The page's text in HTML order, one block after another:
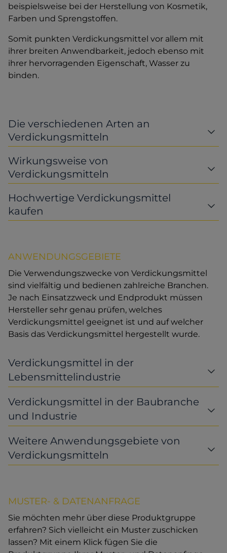
beispielsweise bei der Herstellung von Kosmetik,
Farben und Sprengstoffen.
Somit punkten Verdickungsmittel vor allem mit
ihrer breiten Anwendbarkeit, jedoch ebenso mit
ihrer hervorragenden Eigenschaft, Wasser zu
binden.
Die verschiedenen Arten an
Verdickungsmitteln
Wirkungsweise von
Verdickungsmitteln
Hochwertige Verdickungsmittel
kaufen
ANWENDUNGSGEBIETE
Die Verwendungszwecke von Verdickungsmittel
sind vielfältig und bedienen zahlreiche Branchen.
Je nach Einsatzzweck und Endprodukt müssen
Hersteller sehr genau prüfen, welches
Verdickungsmittel geeignet ist und auf welcher
Basis das Verdickungsmittel hergestellt wurde.
Verdickungsmittel in der
Lebensmittelindustrie
Verdickungsmittel in der Baubranche
und Industrie
Weitere Anwendungsgebiete von
Verdickungsmitteln
MUSTER- & DATENANFRAGE
Sie möchten mehr über diese Produktgruppe
erfahren? Sich vielleicht ein Muster zuschicken
lassen? Mit einem Klick fügen Sie die